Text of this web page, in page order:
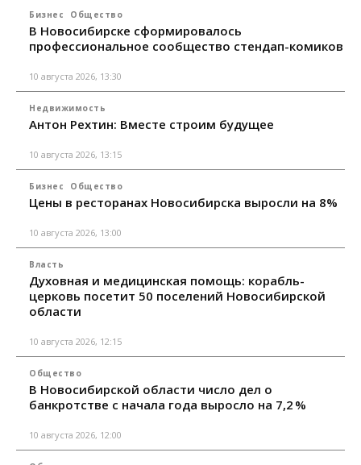
Бизнес Общество
В Новосибирске сформировалось
профессиональное сообщество стендап-комиков
10 августа 2026, 13:30
Недвижимость
Антон Рехтин: Вместе строим будущее
10 августа 2026, 13:15
Бизнес Общество
Цены в ресторанах Новосибирска выросли на 8%
10 августа 2026, 13:00
Власть
Духовная и медицинская помощь: корабль-
церковь посетит 50 поселений Новосибирской
области
10 августа 2026, 12:15
Общество
В Новосибирской области число дел о
банкротстве с начала года выросло на 7,2 %
10 августа 2026, 12:00